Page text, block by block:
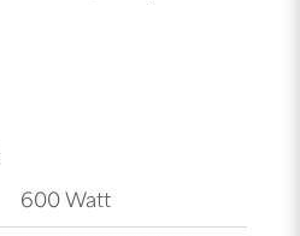
600 Watt